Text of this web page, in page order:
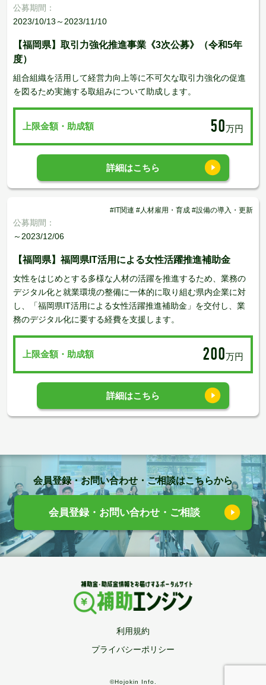
公募期間：
2023/10/13～2023/11/10
【福岡県】取引力強化推進事業《3次公募》（令和5年
度）
組合組織を活用して経営力向上等に不可欠な取引力強化の促進
を図るため実施する取組みについて助成します。
上限金額・助成額 50万円
詳細はこちら
#IT関連 #人材雇用・育成 #設備の導入・更新
公募期間：
～2023/12/06
【福岡県】福岡県IT活⽤による⼥性活躍推進補助⾦
女性をはじめとする多様な人材の活躍を推進するため、業務の
デジタル化と就業環境の整備に一体的に取り組む県内企業に対
し、「福岡県IT活用による女性活躍推進補助金」を交付し、業
務のデジタル化に要する経費を支援します。
上限金額・助成額 200万円
詳細はこちら
会員登録・お問い合わせ・ご相談はこちらから
会員登録・お問い合わせ・ご相談
利用規約
プライバシーポリシー
©Hojokin Info.